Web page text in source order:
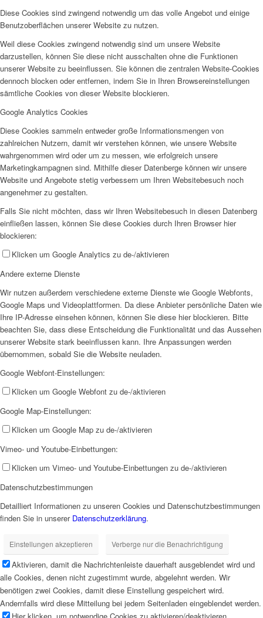
Diese Cookies sind zwingend notwendig um das volle Angebot und einige
Benutzoberflächen unserer Website zu nutzen.
Weil diese Cookies zwingend notwendig sind um unsere Website
darzustellen, können Sie diese nicht ausschalten ohne die Funktionen
unserer Website zu beeinflussen. Sie können die zentralen Website-Cookies
dennoch blocken oder entfernen, indem Sie in Ihren Browsereinstellungen
sämtliche Cookies von dieser Website blockieren.
Google Analytics Cookies
Diese Cookies sammeln entweder große Informationsmengen von
zahlreichen Nutzern, damit wir verstehen können, wie unsere Website
wahrgenommen wird oder um zu messen, wie erfolgreich unsere
Marketingkampagnen sind. Mithilfe dieser Datenberge können wir unsere
Website und Angebote stetig verbessern um Ihren Websitebesuch noch
angenehmer zu gestalten.
Falls Sie nicht möchten, dass wir Ihren Websitebesuch in diesen Datenberg
einfließen lassen, können Sie diese Cookies durch Ihren Browser hier
blockieren:
Klicken um Google Analytics zu de-/aktivieren
Andere externe Dienste
Wir nutzen außerdem verschiedene externe Dienste wie Google Webfonts,
Google Maps und Videoplattformen. Da diese Anbieter persönliche Daten wie
Ihre IP-Adresse einsehen können, können Sie diese hier blockieren. Bitte
beachten Sie, dass diese Entscheidung die Funktionalität und das Aussehen
unserer Website stark beeinflussen kann. Ihre Anpassungen werden
übernommen, sobald Sie die Website neuladen.
Google Webfont-Einstellungen:
Klicken um Google Webfont zu de-/aktivieren
Google Map-Einstellungen:
Klicken um Google Map zu de-/aktivieren
Vimeo- und Youtube-Einbettungen:
Klicken um Vimeo- und Youtube-Einbettungen zu de-/aktivieren
Datenschutzbestimmungen
Detailliert Informationen zu unseren Cookies und Datenschutzbestimmungen
finden Sie in unserer Datenschutzerklärung.
Einstellungen akzeptieren Verberge nur die Benachrichtigung
Aktivieren, damit die Nachrichtenleiste dauerhaft ausgeblendet wird und
alle Cookies, denen nicht zugestimmt wurde, abgelehnt werden. Wir
benötigen zwei Cookies, damit diese Einstellung gespeichert wird.
Andernfalls wird diese Mitteilung bei jedem Seitenladen eingeblendet werden.